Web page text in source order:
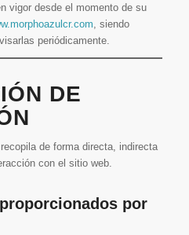
vigor desde el momento de su
, siendo
periódicamente.
DE
de forma directa, indirecta
con el sitio web.
por